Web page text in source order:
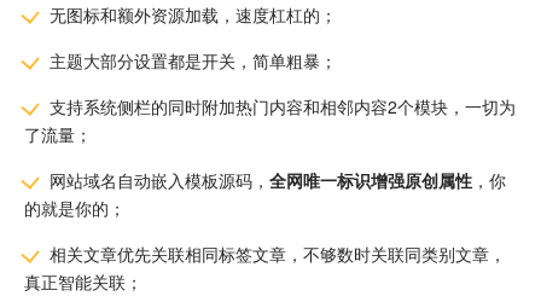
无图标和额外资源加载，速度杠杠的；
主题大部分设置都是开关，简单粗暴；
支持系统侧栏的同时附加热门内容和相邻内容2个模块，一切为
了流量；
网站域名自动嵌入模板源码， 全网唯一标识增强原创属性 ，你
的就是你的；
相关文章优先关联相同标签文章，不够数时关联同类别文章，
真正智能关联；